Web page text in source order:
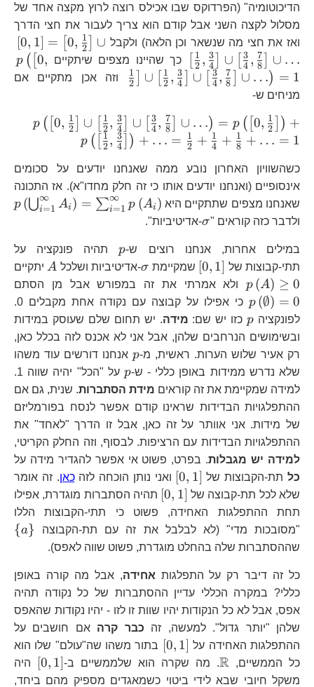
הדיכוטומיה" (הפרדוקס שבו אכילס רוצה לרוץ מקצה אחד של
מסלול לקצה השני אבל קודם הוא צריך לעבור את חצי הדרך
ואז את חצי מה שנשאר וכן הלאה) ולקבל
[0, 1] = [0, 2
1 ∪
2
1 , 4
3 ∪ 4
3 , 8
7 ∪ … כך שהיינו מצפים שיתקיים p ( [0,
2
1 ∪ 2
1 , 4
3 ∪ 4
3 , 8
7 ∪ …) = 1
וזה אכן מתקיים אם
מניחים ש-
p ( [0, 2
1 ∪ 2
1 , 4
3 ∪ 4
3, 8
7 ∪ …) = p ( 0, 2
1 ) +
p ( 2
1 , 4
3 ) + … = 2
1 + 4
1 + 8
1 + … = 1
כשהשוויון האחרון נובע ממה שאנחנו יודעים על סכומים
אינסופיים (ואנחנו יודעים אותו כי זה חלק מחדו"א). אז התכונה
שאנחנו מצפים שתתקיים היא
p (⋃i=1
∞ Ai ) = ∑i=1
∞ p (Ai )
ולדבר כזה קוראים " \sigma σ-אדיטיביות".
במילים אחרות, אנחנו רוצים ש-
p
pתהיה פונקציה על
תתי-קבוצות של
\left[0,1\right][0, 1] שמקיימת
\sigma
σ-אדיטיביות ושלכל A
A יתקיים
p\left(A\right)\ge0 p (A) ≥ 0 ולא אמרתי את זה במפורש אבל מן הסתם
p (∅) = 0
כי אפילו על קבוצה עם נקודה אחת מקבלים 0.
לפונקציה
p pכזו יש שם: מידה. יש תחום שלם שעוסק במידות
ובשימושים הנרחבים שלהן, אבל אני לא אכנס לזה בכלל כאן,
רק אעיר שלוש הערות. ראשית, מ-
p
p אנחנו דורשים עוד משהו
שלא נדרש ממידות באופן כללי - ש-
p
p
על "הכל" יהיה שווה 1.
למידה שמקיימת את זה קוראים מידת הסתברות. שנית, גם אם
ההתפלגויות הבדידות שראינו קודם אפשר לנסח בפורמליזם
של מידות. אני אוותר על זה כאן, אבל זו הדרך "לאחד" את
ההתפלגויות הבדידות עם הרציפות. לבסוף, וזה החלק הקריטי,
למידה יש מגבלות. בפרט, פשוט אי אפשר להגדיר מידה על
כלתת-הקבוצות של\left[0,1\right]
[0, 1] ואני נותן הוכחה לזהכאן. זה אומר
שלא לכל תת-קבוצה של
\left[0,1\right]
[0, 1]
תהיה הסתברות מוגדרת, אפילו
תחת ההתפלגות האחידה, פשוט כי תתי-הקבוצות הללו
"מסובכות מדי" (לא לבלבל את זה עם תת-הקבוצה
{a}
שההסתברות שלה בהחלט מוגדרת, פשוט שווה לאפס).
כל זה דיבר רק על התפלגות אחידה, אבל מה קורה באופן
כללי? במקרה הכללי עדיין ההסתברות של כל נקודה תהיה
אפס, אבל לא כל הנקודות יהיו שוות זו לזו - יהיו נקודות שהאפס
שלהן "יותר גדול". למעשה, זה כבר קרה אם חושבים על
ההתפלגות האחידה על\left[0,1\right]
[0, 1]
בתור משהו שה"עולם" שלו הוא
כל הממשיים,
\mathbb{R} R. מה שקרה הוא שלממשיים ב- [0, 1]
היה
משקל חיובי שבא לידי ביטוי כשמאגדים מספיק מהם ביחד,